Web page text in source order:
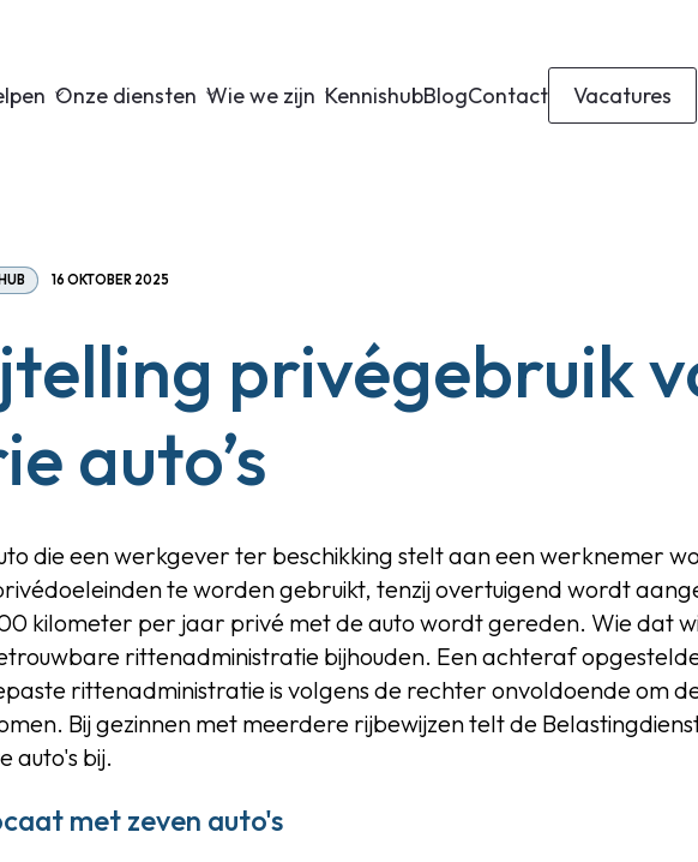
Onze diensten Wie we zijn KennishubBlogContact Vacatures
16 OKTOBER 2025
privégebruik
auto’s
die een werkgever ter beschikking stelt aan een werknemer
te worden gebruikt, tenzij overtuigend wordt
kilometer per jaar privé met de auto wordt gereden. Wie dat
rittenadministratie bijhouden. Een achteraf
rittenadministratie is volgens de rechter onvoldoende om
Bij gezinnen met meerdere rijbewijzen telt de
auto's bij.
met zeven auto's